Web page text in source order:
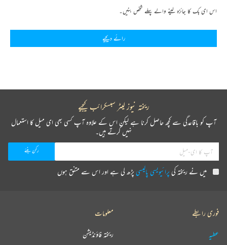
اس ای بک کا جائزہ لینے والے پہلے شخص بنیں۔
رائے دیجیے
ریختہ نیوز لیٹر سبسکرائب کیجیے
آپ کو باقاعدگی سے کچھ حاصل کرنا ہے لیکن اس کے علاوہ آپ کسی بھی ای میل کا استعمال
نہیں کرتے ہیں۔
میں نے ریختہ کیپرائیویسی پالیسیپڑھ لی ہے اور اس سے متفق ہوں
فوری رابطے
عطیہ
معلومات
ریختہ فاؤنڈیشن